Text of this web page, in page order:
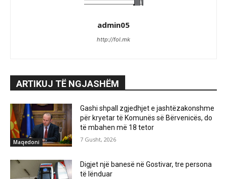
admin05
http://fol.mk
ARTIKUJ TË NGJASHËM
Maqedoni
Gashi shpall zgjedhjet e jashtëzakonshme
për kryetar të Komunës së Bërvenicës, do
të mbahen më 18 tetor
7 Gusht, 2026
Digjet një banesë në Gostivar, tre persona
të lënduar